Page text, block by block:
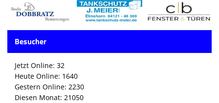
Besucher
Jetzt Online: 32
Heute Online: 1640
Gestern Online: 2230
Diesen Monat: 21050